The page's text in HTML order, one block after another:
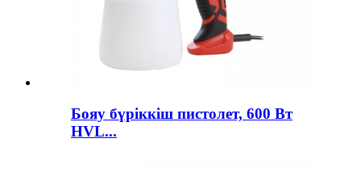
Бояу бүріккіш пистолет, 600 Вт
HVL...